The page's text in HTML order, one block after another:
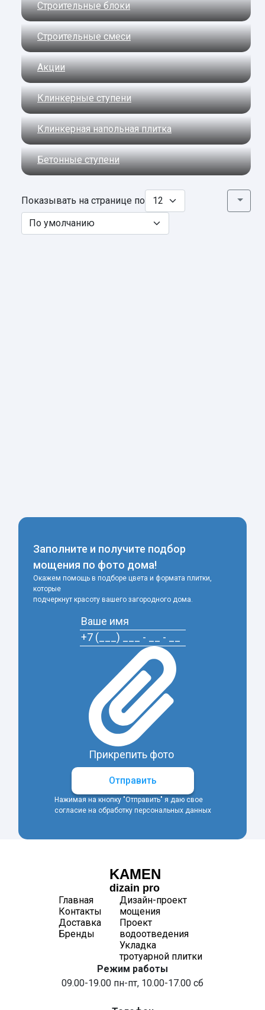
Строительные блоки
Строительные смеси
Акции
Клинкерные ступени
Клинкерная напольная плитка
Бетонные ступени
Показывать на странице по
Заполните и получите подбор
мощения по фото дома!
Окажем помощь в подборе цвета и формата плитки,
которые
подчеркнут красоту вашего загородного дома.
Прикрепить фото
Отправить
Нажимая на кнопку "Отправить" я даю свое
согласие на обработку персональных данных
KAMEN
dizain pro
Главная
Контакты
Доставка
Бренды
Дизайн-проект
мощения
Проект
водоотведения
Укладка
тротуарной плитки
Режим работы
09.00-19.00 пн-пт, 10.00-17.00 сб